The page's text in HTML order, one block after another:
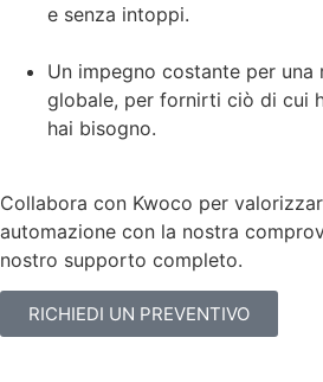
e senza intoppi.
Un impegno costante per una
globale, per fornirti ciò di cui
hai bisogno.
Collabora con Kwoco per
automazione con la nostra
nostro supporto completo.
RICHIEDI UN PREVENTIVO